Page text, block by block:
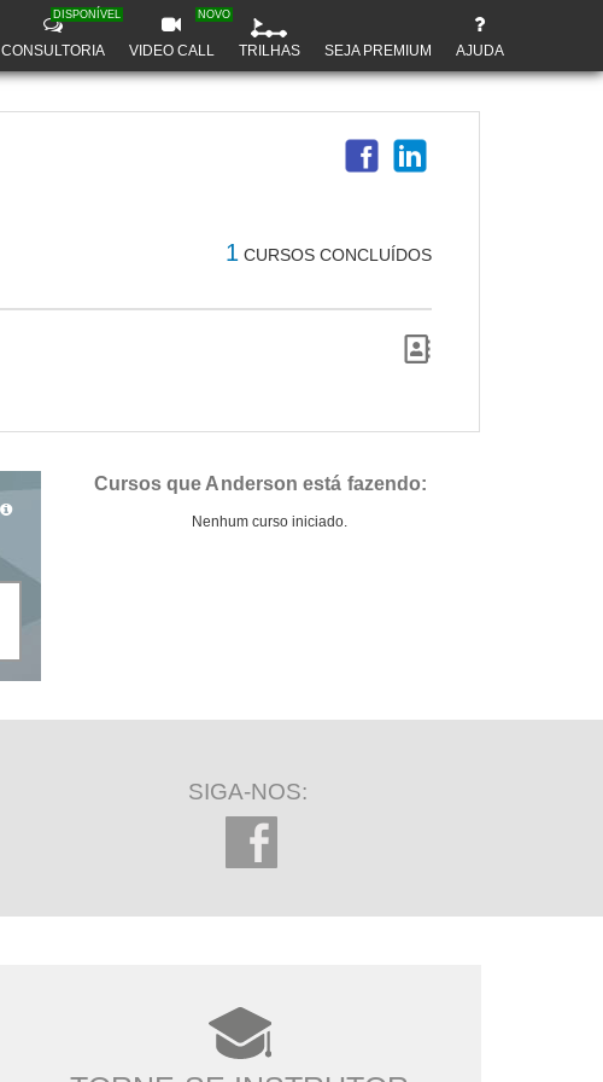
CONSULTORIA
DISPONÍVEL
VIDEO CALL
NOVO
TRILHAS SEJA PREMIUM AJUDA
1 CURSOS CONCLUÍDOS
Cursos que Anderson está fazendo:
Nenhum curso iniciado.
SIGA-NOS: